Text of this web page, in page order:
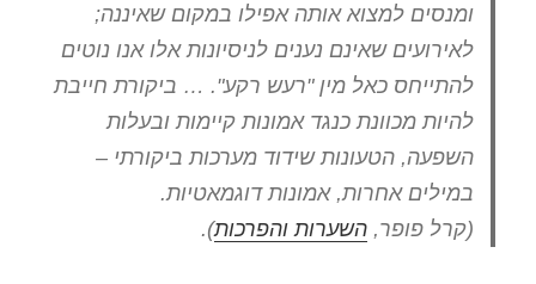
ומנסים למצוא אותה אפילו במקום שאיננה;
לאירועים שאינם נענים לניסיונות אלו אנו נוטים
להתייחס כאל מין "רעש רקע". … ביקורת חייבת
להיות מכוונת כנגד אמונות קיימות ובעלות
השפעה, הטעונות שידוד מערכות ביקורתי –
במילים אחרות, אמונות דוגמאטיות.
(קרל פופר,השערות והפרכות).